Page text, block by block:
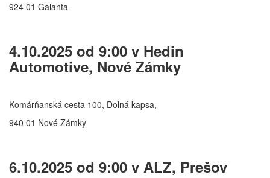
924 01 Galanta
4.10.2025 od 9:00 v Hedin
Automotive, Nové Zámky
Komárňanská cesta 100, Dolná kapsa,
940 01 Nové Zámky
6.10.2025 od 9:00 v ALZ, Prešov